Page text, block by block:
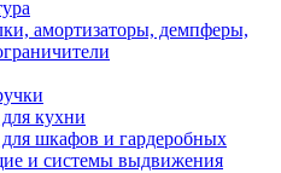
амортизаторы, демпферы,
кухни
шкафов и гардеробных
и системы выдвижения